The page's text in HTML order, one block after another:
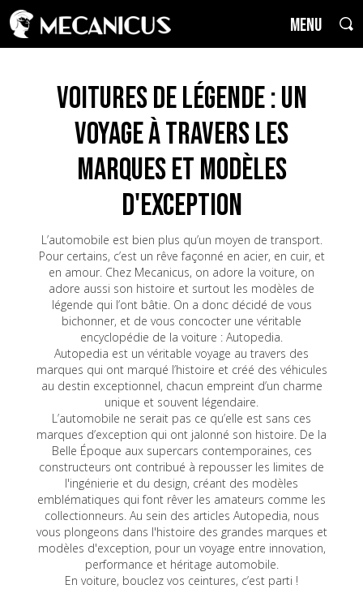
MENU
Voitures de Légende : un
voyage à travers les
marques et modèles
d'exception
L’automobile est bien plus qu’un moyen de transport.
Pour certains, c’est un rêve façonné en acier, en cuir, et
en amour. Chez Mecanicus, on adore la voiture, on
adore aussi son histoire et surtout les modèles de
légende qui l’ont bâtie. On a donc décidé de vous
bichonner, et de vous concocter une véritable
encyclopédie de la voiture : Autopedia.
Autopedia est un véritable voyage au travers des
marques qui ont marqué l’histoire et créé des véhicules
au destin exceptionnel, chacun empreint d’un charme
unique et souvent légendaire.
L’automobile ne serait pas ce qu’elle est sans ces
marques d’exception qui ont jalonné son histoire. De la
Belle Époque aux supercars contemporaines, ces
constructeurs ont contribué à repousser les limites de
l'ingénierie et du design, créant des modèles
emblématiques qui font rêver les amateurs comme les
collectionneurs. Au sein des articles Autopedia, nous
vous plongeons dans l'histoire des grandes marques et
modèles d'exception, pour un voyage entre innovation,
performance et héritage automobile.
En voiture, bouclez vos ceintures, c’est parti !